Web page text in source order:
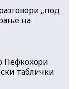
„под
на
Пефкохори
таблички